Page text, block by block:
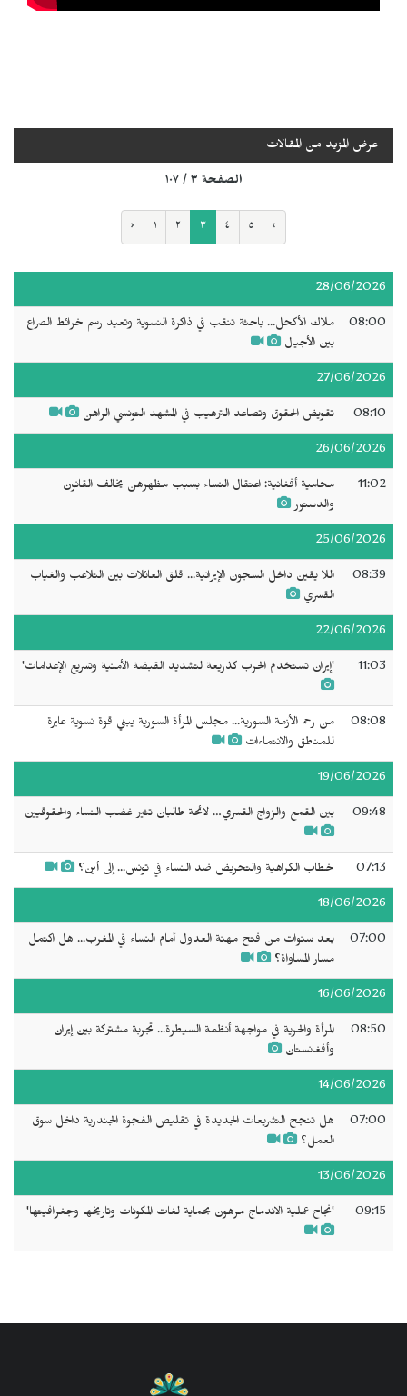
عرض المزيد من المقالات
الصفحة ٣ / ١٠٧
‹ ١ ٢ ٣ ٤ ٥ ›
28/06/2026
08:00
ملاك الأكحل... باحثة تنقب في ذاكرة النسوية وتعيد رسم خرائط الصراع
بين الأجيال
27/06/2026
08:10 تقويض الحقوق وتصاعد الترهيب في المشهد التونسي الراهن
26/06/2026
11:02
محامية أفغانية: اعتقال النساء بسبب مظهرهن يخالف القانون
والدستور
25/06/2026
08:39
اللا يقين داخل السجون الإيرانية... قلق العائلات بين التلاعب والغياب
القسري
22/06/2026
11:03 'إيران تستخدم الحرب كذريعة لتشديد القبضة الأمنية وتسريع الإعدامات'
08:08
من رحم الأزمة السورية... مجلس المرأة السورية يبني قوة نسوية عابرة
للمناطق والانتماءات
19/06/2026
09:48 بين القمع والزواج القسري… لائحة طالبان تثير غضب النساء والحقوقيين
07:13 خطاب الكراهية والتحريض ضد النساء في تونس... إلى أين؟
18/06/2026
07:00
بعد سنوات من فتح مهنة العدول أمام النساء في المغرب... هل اكتمل
مسار المساواة؟
16/06/2026
08:50
المرأة والحرية في مواجهة أنظمة السيطرة... تجربة مشتركة بين إيران
وأفغانستان
14/06/2026
07:00
هل تنجح التشريعات الجديدة في تقليص الفجوة الجندرية داخل سوق
العمل؟
13/06/2026
09:15 'نجاح عملية الاندماج مرهون بحماية لغات المكونات وتاريخها وجغرافيتها'